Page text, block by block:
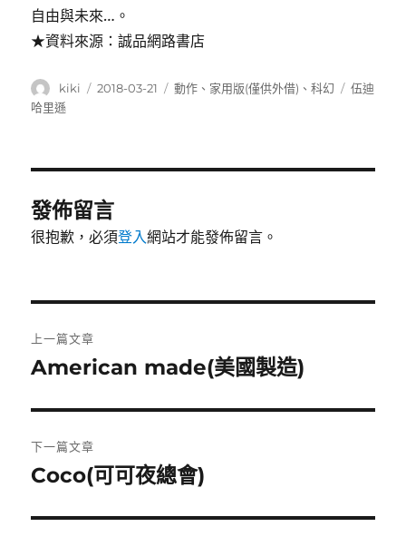
自由與未來…。
★資料來源：誠品網路書店
作
者
kiki
發
2018-03-21
分
動作 、 家用版(僅供外借) 、科幻
標
伍迪
哈里遜
發佈留言
很抱歉，必須登入網站才能發佈留言。
章
覽
上一篇文章
上
篇
文
章:
American made(美國製造)
下一篇文章
下
篇
Coco(可可夜總會)